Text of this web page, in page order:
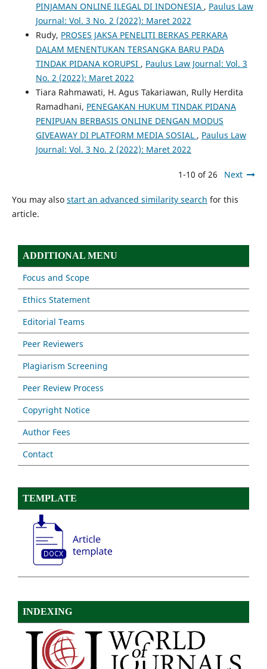
PINJAMAN ONLINE ILEGAL DI INDONESIA , Paulus Law
Journal: Vol. 3 No. 2 (2022): Maret 2022
Rudy, PROSES JAKSA PENELITI BERKAS PERKARA
DALAM MENENTUKAN TERSANGKA BARU PADA
TINDAK PIDANA KORUPSI , Paulus Law Journal: Vol. 3
No. 2 (2022): Maret 2022
Tiara Rahmawati, H. Agus Takariawan, Rully Herdita
Ramadhani, PENEGAKAN HUKUM TINDAK PIDANA
PENIPUAN BERBASIS ONLINE DENGAN MODUS
GIVEAWAY DI PLATFORM MEDIA SOSIAL , Paulus Law
Journal: Vol. 3 No. 2 (2022): Maret 2022
1-10 of 26 Next
You may also start an advanced similarity search for this
article.
ADDITIONAL MENU
Focus and Scope
Ethics Statement
Editorial Teams
Peer Reviewers
Plagiarism Screening
Peer Review Process
Copyright Notice
Author Fees
Contact
TEMPLATE
INDEXING